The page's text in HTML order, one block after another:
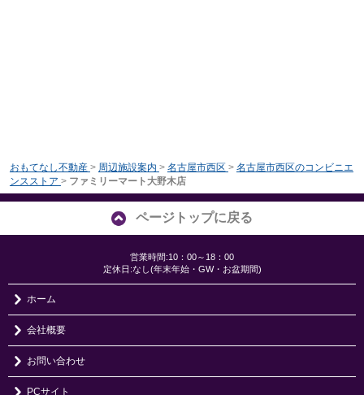
おもてなし不動産 > 周辺施設案内 > 名古屋市西区 > 名古屋市西区のコンビニエ
ンスストア > ファミリーマート大野木店
ページトップに戻る
営業時間:10：00～18：00
定休日:なし(年末年始・GW・お盆期間)
ホーム
会社概要
お問い合わせ
PCサイト